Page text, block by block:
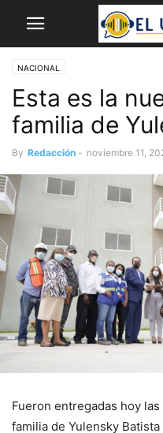
NACIONAL
Esta es la
familia de
By Redacción - noviembre 11,
Fueron entregadas hoy
familia de Yulensky